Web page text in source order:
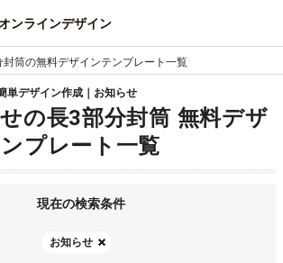
ンラインデザイン
封筒の無料デザインテンプレート一覧
単デザイン作成｜お知らせ
の長3部分封筒 無料デザ
プレート一覧
現在の検索条件
お知らせ